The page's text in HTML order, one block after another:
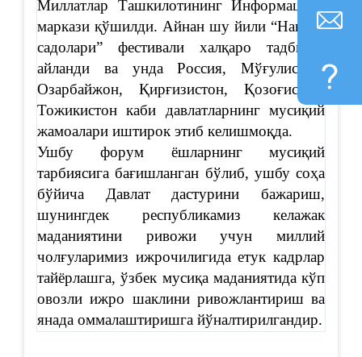
Миллатлар Ташкилотининг Информацион
маркази қўшилди. Айнан шу йили “Наврўз
садолари” фестивали халқаро тадбирга
айланди ва унда Россия, Мўғулистон,
Озарбайжон, Қирғизистон, Қозоғистон,
Тожикистон каби давлатларнинг мусиқий
жамоалари иштирок этиб келишмоқда.
Ушбу форум ёшларнинг мусиқий
тарбиясига бағишланган бўлиб, ушбу соҳа
бўйича Давлат дастурини бажариш,
шунингдек республикамиз келажак
маданиятини ривожи учун миллий
чолғуларимиз ижрочилигида етук кадрлар
тайёрлашга, ўзбек мусиқа маданиятида кўп
овозли ижро шаклини ривожлантириш ва
янада оммалаштиришга йўналтирилгандир.